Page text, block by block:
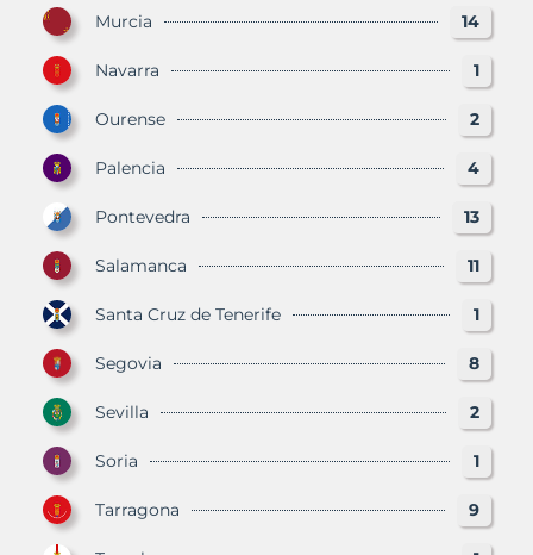
Murcia 14
Navarra 1
Ourense 2
Palencia 4
Pontevedra 13
Salamanca 11
Santa Cruz de Tenerife 1
Segovia 8
Sevilla 2
Soria 1
Tarragona 9